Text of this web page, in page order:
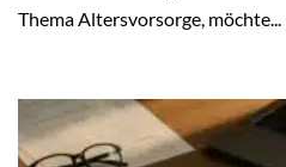
Thema Altersvorsorge, möchte...